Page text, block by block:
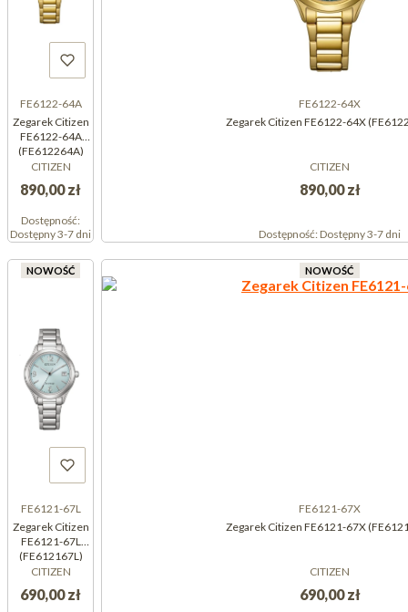
FE6122-64A
Zegarek Citizen
FE6122-64A
(FE612264A)
CITIZEN
890,00 zł
Dostępność:
Dostępny 3-7 dni
FE6122-64X
Zegarek Citizen FE6122-64X
CITIZEN
890,00 zł
Dostępność:Dostępny 3-7 dni
NOWOŚĆ
FE6121-67L
Zegarek Citizen
FE6121-67L
(FE612167L)
CITIZEN
690,00 zł
NOWOŚĆ
FE6121-67X
Zegarek Citizen FE6121-67X
CITIZEN
690,00 zł